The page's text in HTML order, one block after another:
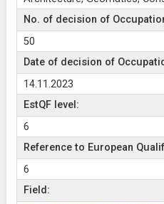
No. of decision of
50
Date of decision of
14.11.2023
EstQF level:
6
Reference to European
6
Field: